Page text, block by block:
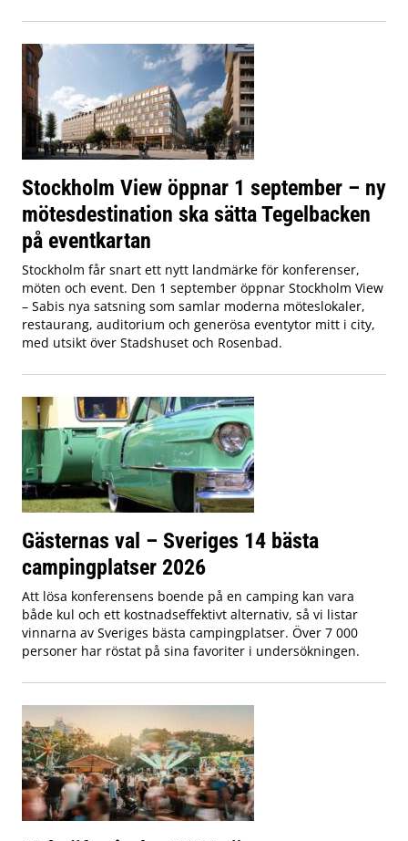
Stockholm View öppnar 1 september – ny
mötesdestination ska sätta Tegelbacken
på eventkartan
Stockholm får snart ett nytt landmärke för konferenser,
möten och event. Den 1 september öppnar Stockholm View
– Sabis nya satsning som samlar moderna möteslokaler,
restaurang, auditorium och generösa eventytor mitt i city,
med utsikt över Stadshuset och Rosenbad.
Gästernas val – Sveriges 14 bästa
campingplatser 2026
Att lösa konferensens boende på en camping kan vara
både kul och ett kostnadseffektivt alternativ, så vi listar
vinnarna av Sveriges bästa campingplatser. Över 7 000
personer har röstat på sina favoriter i undersökningen.